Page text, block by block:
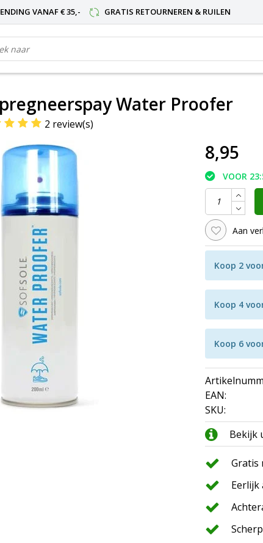
VANAF € 35,- GRATIS RETOURNEREN & RUILEN
Water Proofer
2 review(s)
8,95
VOOR
Aan
Koop 2
Koop 4
Koop 6
EAN:
SKU:
Bekijk
Gratis
Eerlijk